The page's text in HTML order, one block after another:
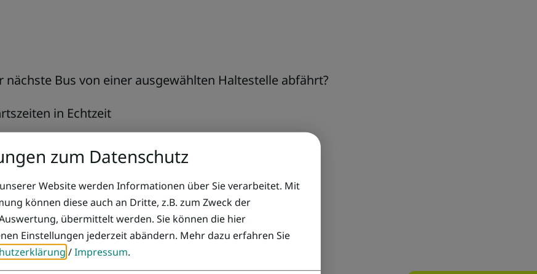
nächste Bus von einer ausgewählten Haltestelle abfährt?
in Echtzeit
zum Datenschutz
Website werden Informationen über Sie verarbeitet. Mit
können diese auch an Dritte, z.B. zum Zweck der
übermittelt werden. Sie können die hier
Einstellungen jederzeit abändern. Mehr dazu erfahren Sie
/Impressum.